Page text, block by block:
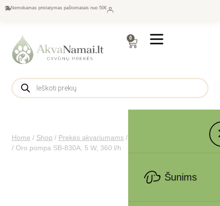
Nemokamas pristatymas paštomatais nuo 50€
0
Šunims
Home / Shop / Prekės akvariumams /
/ Oro pompa SB-830A, 5 W, 360 l/h